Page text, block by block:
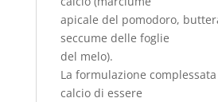
apicale del pomodoro,
seccume delle foglie
del melo).
La formulazione
calcio di essere